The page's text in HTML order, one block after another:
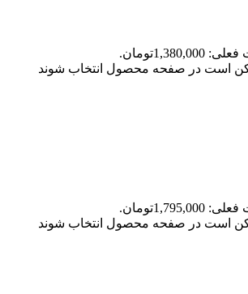
است در صفحه محصول انتخاب شوند
است در صفحه محصول انتخاب شوند